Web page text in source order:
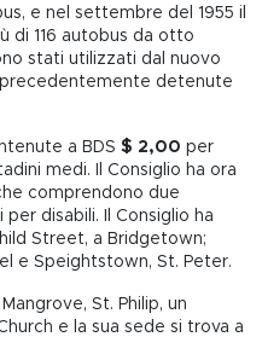
e nel settembre del 1955 il
di 116 autobus da otto
stati utilizzati dal nuovo
detenute
a BDS $ 2,00 per
medi. Il Consiglio ha ora
comprendono due
disabili. Il Consiglio ha
Street, a Bridgetown;
e Speightstown, St. Peter.
St. Philip, un
e la sua sede si trova a